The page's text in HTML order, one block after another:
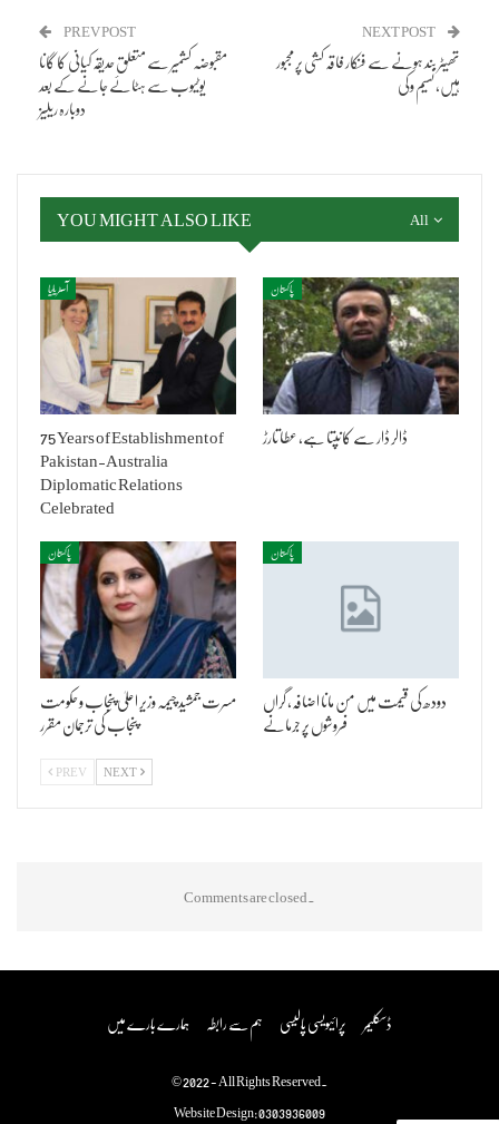
PREV POST
مقبوضہ کشمیر سے متعلق حدیقہ کیانی کا گانا
یوٹیوب سے ہٹائے جانے کے بعد
دوبارہ ریلیز
NEXT POST
تھیٹر بند ہونے سے فنکار فاقہ کشی پر مجبور
ہیں، نسیم وکی
All
YOU MIGHT ALSO LIKE
آسٹریلیا
75 Years of Establishment of
Pakistan-Australia
Diplomatic Relations
Celebrated
پاکستان
ڈالر ڈار سے کانپتا ہے، عطا تارڑ
پاکستان
مسرت جمشید چیمہ وزیر اعلیٰ پنجاب و حکومت
پنجاب کی ترجمان مقرر
پاکستان
دودھ کی قیمت میں من مانا اضافہ، گراں
فروشوں پر جرمانے
PREV NEXT
Comments are closed.
ہمارے بارے میں ہم سے رابطہ پرائیویسی پالیسی ڈسکلیمر
© 2022 - All Rights Reserved.
Website Design:0303936009